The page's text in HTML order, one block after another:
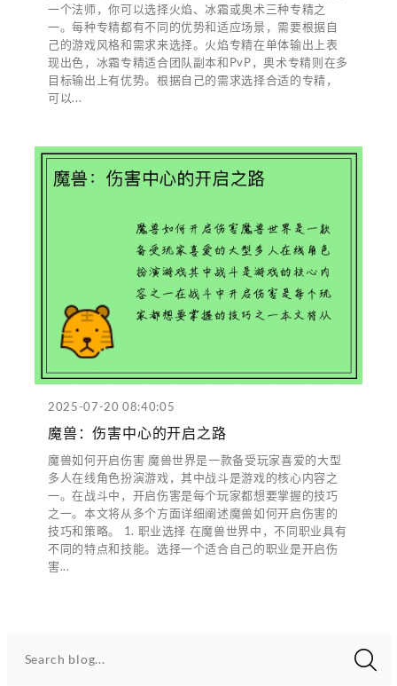
一个法师，你可以选择火焰、冰霜或奥术三种专精之
一。每种专精都有不同的优势和适应场景，需要根据自
己的游戏风格和需求来选择。火焰专精在单体输出上表
现出色，冰霜专精适合团队副本和PvP，奥术专精则在多
目标输出上有优势。根据自己的需求选择合适的专精，
可以...
2025-07-20 08:40:05
魔兽：伤害中心的开启之路
魔兽如何开启伤害 魔兽世界是一款备受玩家喜爱的大型
多人在线角色扮演游戏，其中战斗是游戏的核心内容之
一。在战斗中，开启伤害是每个玩家都想要掌握的技巧
之一。本文将从多个方面详细阐述魔兽如何开启伤害的
技巧和策略。 1. 职业选择 在魔兽世界中，不同职业具有
不同的特点和技能。选择一个适合自己的职业是开启伤
害...
Search blog...